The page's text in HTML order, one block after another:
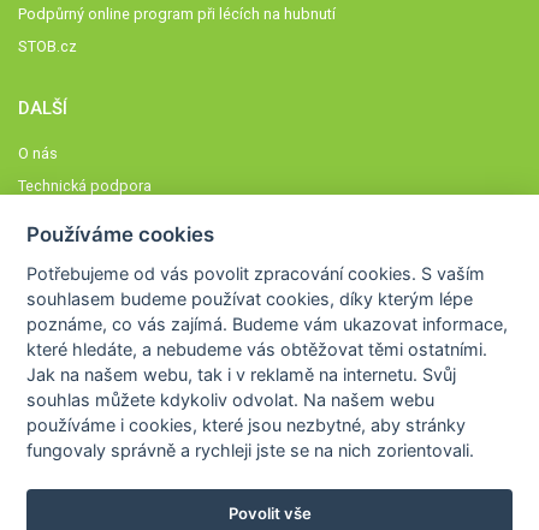
Podpůrný online program při lécích na hubnutí
STOB.cz
DALŠÍ
O nás
Technická podpora
Členové STOBklubu
Zásady nakládání s osobními údaji
Otestujte se
Spočítejte si
Výzva 52
Používáme cookies
Potřebujeme od vás povolit zpracování cookies. S vaším
souhlasem budeme používat cookies, díky kterým lépe
poznáme,co vás zajímá. Budeme vám ukazovat informace,
které hledáte, a nebudeme vás obtěžovat těmi ostatními.
Jak na našem webu, tak i v reklamě na internetu. Svůj
souhlas můžete kdykoliv odvolat. Na našem webu
používáme i cookies, které jsou nezbytné, aby stránky
fungovaly správně a rychleji jste se na nich zorientovali.
Povolit vše